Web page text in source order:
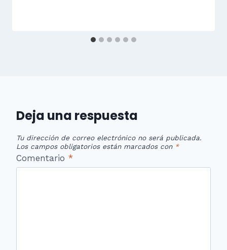
Deja una respuesta
Tu dirección de correo electrónico no será publicada.
Los campos obligatorios están marcados con *
Comentario *